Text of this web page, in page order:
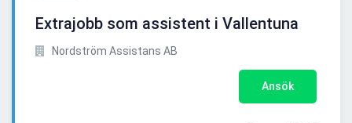
Extrajobb som assistent i Vallentuna
Nordström Assistans AB
Ansök